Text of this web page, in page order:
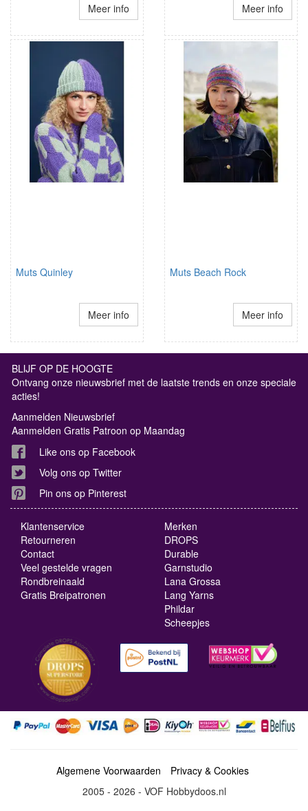
Meer info Meer info
Muts Quinley
Meer info
Muts Beach Rock
Meer info
BLIJF OP DE HOOGTE
Ontvang onze nieuwsbrief met de laatste trends en onze speciale
acties!
Aanmelden Nieuwsbrief
Aanmelden Gratis Patroon op Maandag
Like ons op Facebook
Volg ons op Twitter
Pin ons op Pinterest
Klantenservice
Retourneren
Contact
Veel gestelde vragen
Rondbreinaald
Gratis Breipatronen
Merken
DROPS
Durable
Garnstudio
Lana Grossa
Lang Yarns
Phildar
Scheepjes
Algemene Voorwaarden
Privacy & Cookies
2005 - 2026 - VOF Hobbydoos.nl